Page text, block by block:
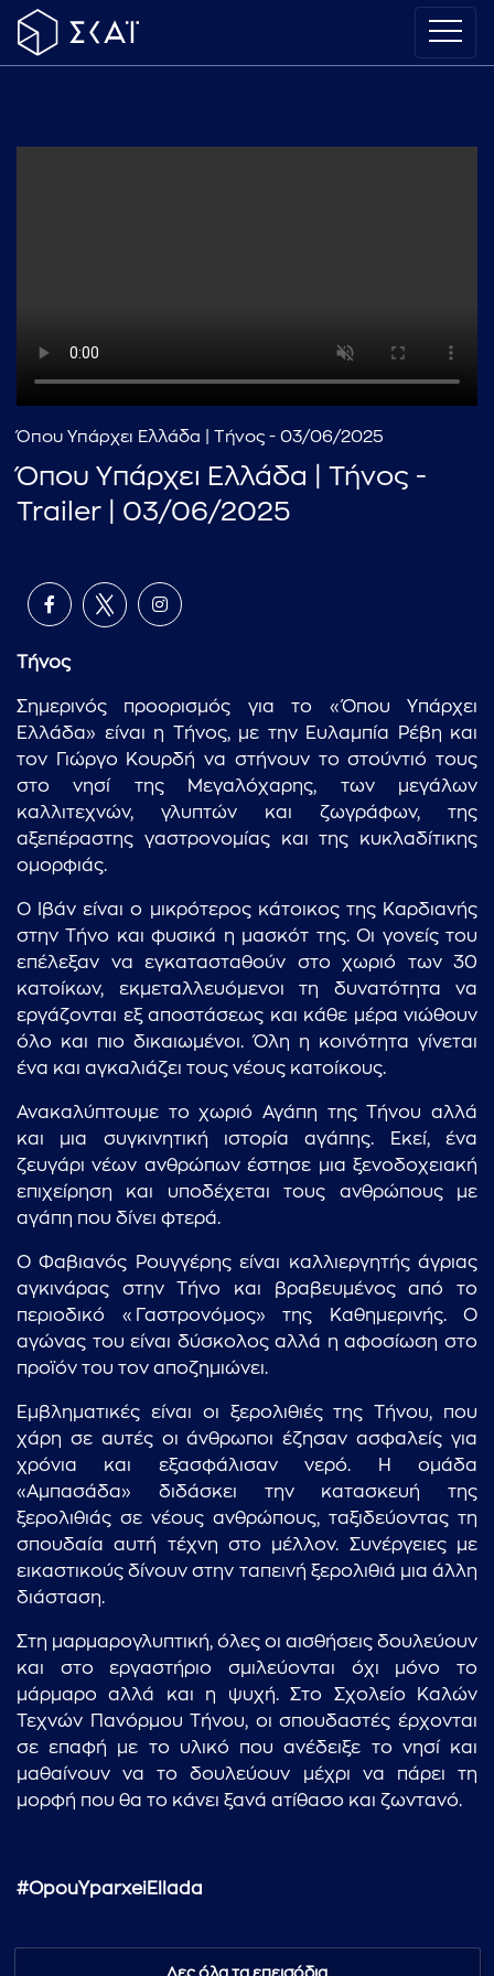
...πληκτρολογήστε κείμενο προς αναζήτηση
Όπου Υπάρχει Ελλάδα | Τήνος - 03/06/2025
Όπου Υπάρχει Ελλάδα | Τήνος -
Trailer | 03/06/2025
Τήνος
Σημερινός προορισμός για το «Όπου Υπάρχει
Ελλάδα» είναι η Τήνος, με την Ευλαμπία Ρέβη και
τον Γιώργο Κουρδή να στήνουν το στούντιό τους
στο νησί της Μεγαλόχαρης, των μεγάλων
καλλιτεχνών, γλυπτών και ζωγράφων, της
αξεπέραστης γαστρονομίας και της κυκλαδίτικης
ομορφιάς.
Ο Ιβάν είναι ο μικρότερος κάτοικος της Καρδιανής
στην Τήνο και φυσικά η μασκότ της. Οι γονείς του
επέλεξαν να εγκατασταθούν στο χωριό των 30
κατοίκων, εκμεταλλευόμενοι τη δυνατότητα να
εργάζονται εξ αποστάσεως και κάθε μέρα νιώθουν
όλο και πιο δικαιωμένοι. Όλη η κοινότητα γίνεται
ένα και αγκαλιάζει τους νέους κατοίκους.
Ανακαλύπτουμε το χωριό Αγάπη της Τήνου αλλά
και μια συγκινητική ιστορία αγάπης. Εκεί, ένα
ζευγάρι νέων ανθρώπων έστησε μια ξενοδοχειακή
επιχείρηση και υποδέχεται τους ανθρώπους με
αγάπη που δίνει φτερά.
Ο Φαβιανός Ρουγγέρης είναι καλλιεργητής άγριας
αγκινάρας στην Τήνο και βραβευμένος από το
περιοδικό «Γαστρονόμος» της Καθημερινής. Ο
αγώνας του είναι δύσκολος αλλά η αφοσίωση στο
προϊόν του τον αποζημιώνει.
Εμβληματικές είναι οι ξερολιθιές της Τήνου, που
χάρη σε αυτές οι άνθρωποι έζησαν ασφαλείς για
χρόνια και εξασφάλισαν νερό. Η ομάδα
«Αμπασάδα» διδάσκει την κατασκευή της
ξερολιθιάς σε νέους ανθρώπους, ταξιδεύοντας τη
σπουδαία αυτή τέχνη στο μέλλον. Συνέργειες με
εικαστικούς δίνουν στην ταπεινή ξερολιθιά μια άλλη
διάσταση.
Στη μαρμαρογλυπτική, όλες οι αισθήσεις δουλεύουν
και στο εργαστήριο σμιλεύονται όχι μόνο το
μάρμαρο αλλά και η ψυχή. Στο Σχολείο Καλών
Τεχνών Πανόρμου Τήνου, οι σπουδαστές έρχονται
σε επαφή με το υλικό που ανέδειξε το νησί και
μαθαίνουν να το δουλεύουν μέχρι να πάρει τη
μορφή που θα το κάνει ξανά ατίθασο και ζωντανό.
#OpouYparxeiEllada
Δες όλα τα επεισόδια